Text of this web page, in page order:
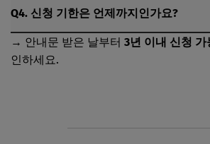
Q4. 신청 기한은 언제까지인가요?
→ 안내문 받은 날부터 3년 이내 신청 가
인하세요.